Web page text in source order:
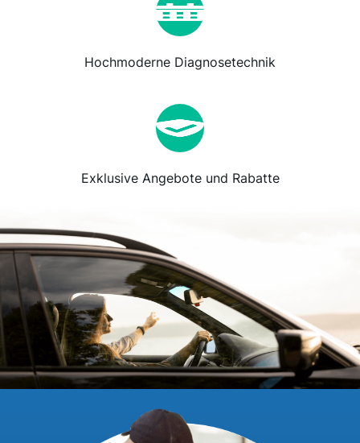
Hochmoderne Diagnosetechnik
Exklusive Angebote und Rabatte